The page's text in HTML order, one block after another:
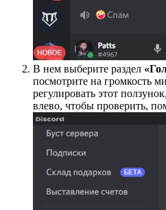
В нем выберите раздел
посмотрите на громкость
регулировать этот
влево, чтобы проверить,